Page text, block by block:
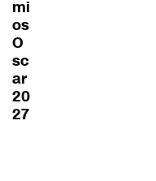
mi
os
O
sc
ar
20
27